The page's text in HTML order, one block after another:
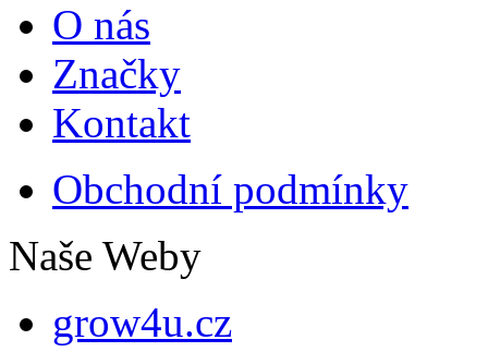
O nás
Značky
Kontakt
Obchodní podmínky
Naše Weby
grow4u.cz